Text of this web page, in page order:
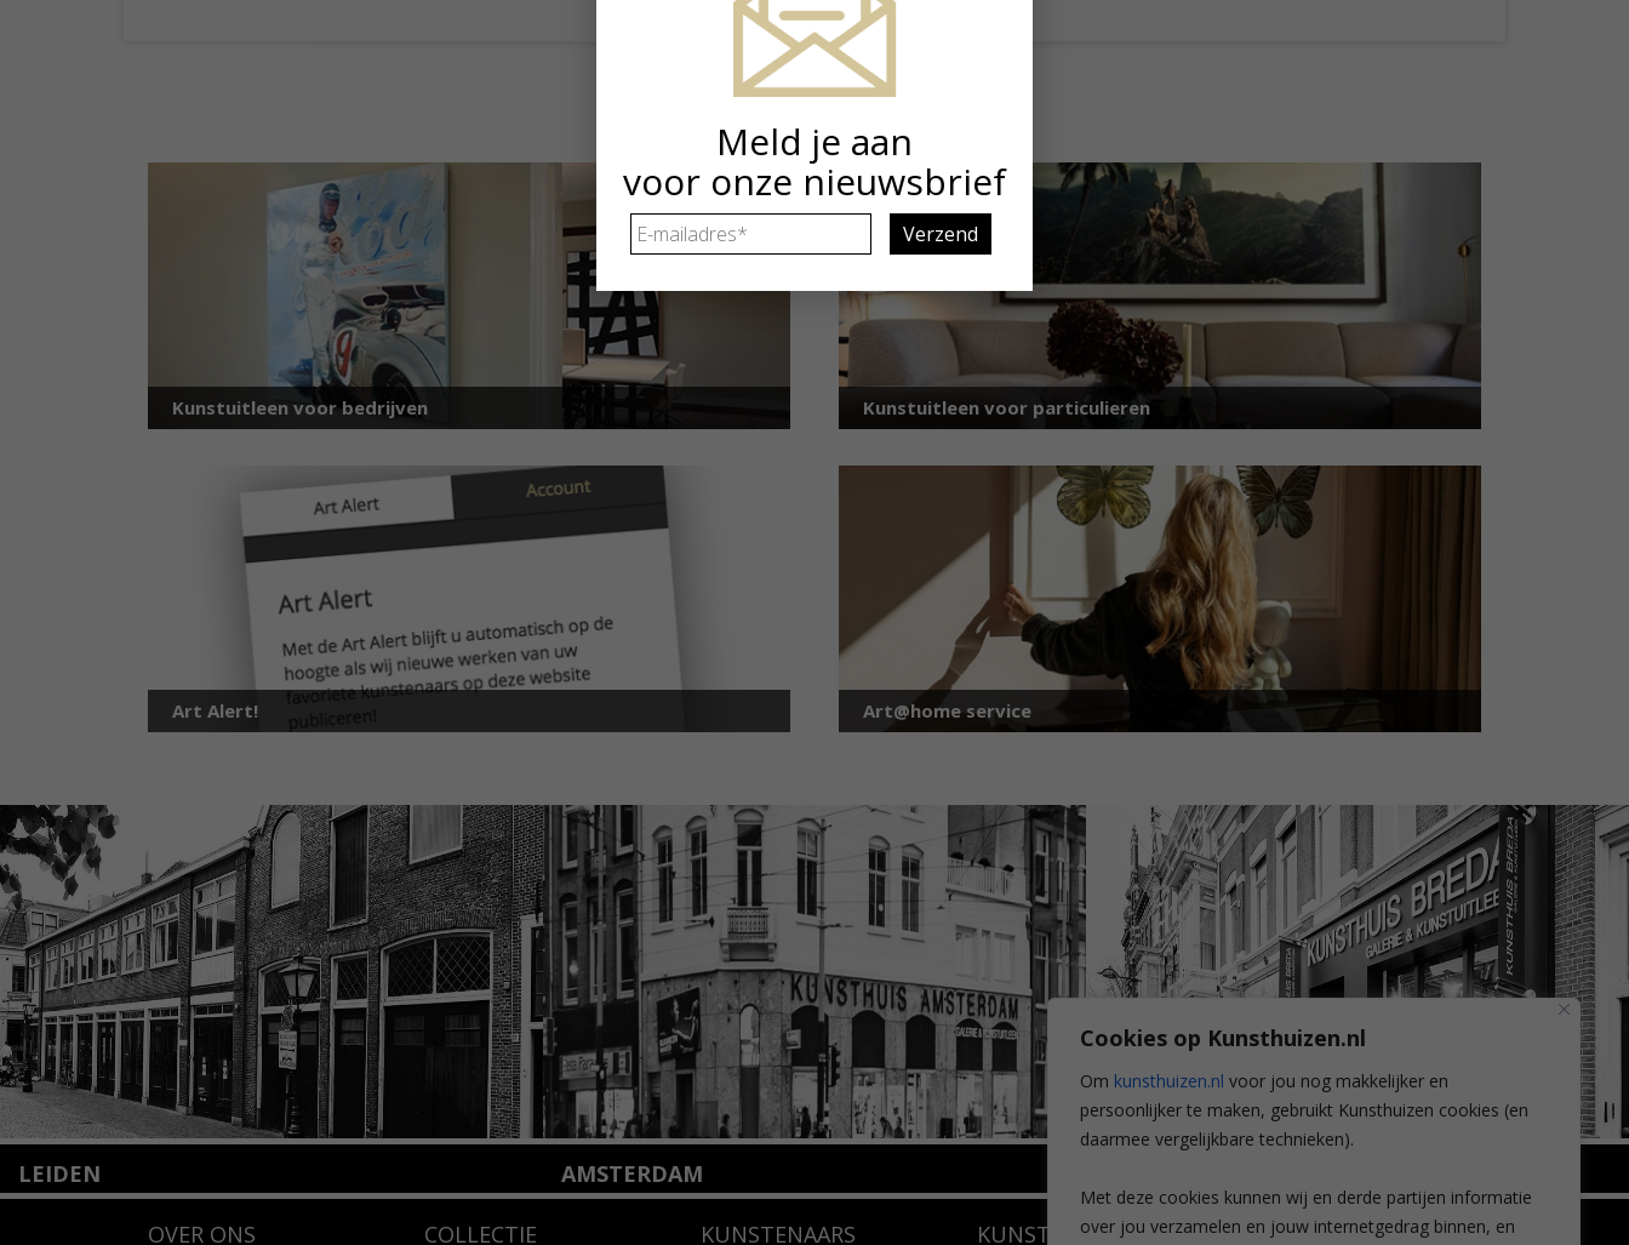
Cookies op Kunsthuizen.nl
Om kunsthuizen.nl voor jou nog makkelijker en
persoonlijker te maken, gebruikt Kunsthuizen cookies (en
daarmee vergelijkbare technieken).
Met deze cookies kunnen wij en derde partijen informatie
over jou verzamelen en jouw internetgedrag binnen, en
Kunstuitleen voor bedrijven Kunstuitleen voor particulieren
Art Alert! Art@home service
LEIDEN AMSTERDAM
1075 VX Amsterdam
Wilhelminastraat 11
4818 SB Breda
OVER ONS COLLECTIE KUNSTENAARS KUNSTUITLEEN CONTACT
Meld je aan
voor onze nieuwsbrief
E-
mailadres *